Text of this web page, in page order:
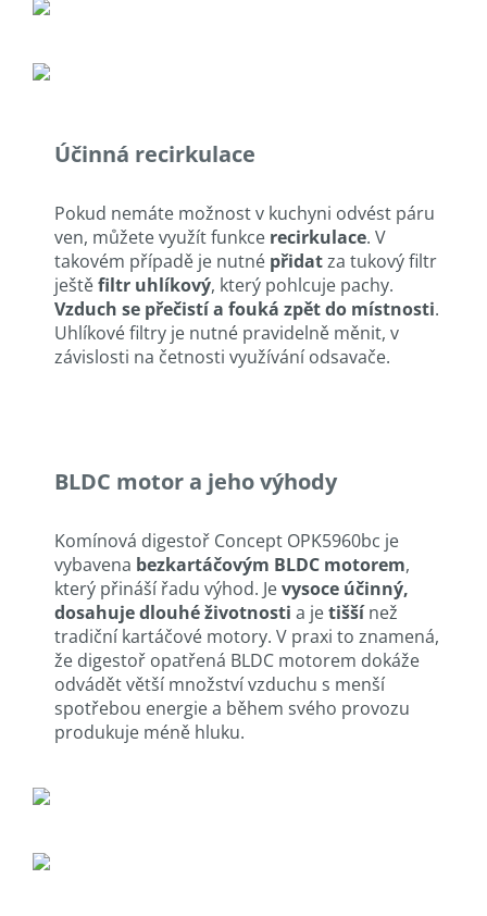
Účinná recirkulace
Pokud nemáte možnost v kuchyni odvést páru
ven, můžete využít funkce recirkulace. V
takovém případě je nutné přidatza tukový filtr
ještěfiltr uhlíkový, který pohlcuje pachy.
Vzduch se přečistí a fouká zpět do místnosti.
Uhlíkové filtry je nutné pravidelně měnit, v
závislosti na četnosti využívání odsavače.
BLDC motor a jeho výhody
Komínová digestoř Concept OPK5960bc je
vybavena bezkartáčovým BLDC motorem,
který přináší řadu výhod. Jevysoce účinný,
dosahuje dlouhé životnosti a jetiššínež
tradiční kartáčové motory. V praxi to znamená,
že digestoř opatřená BLDC motorem dokáže
odvádět větší množství vzduchu s menší
spotřebou energie a během svého provozu
produkuje méně hluku.